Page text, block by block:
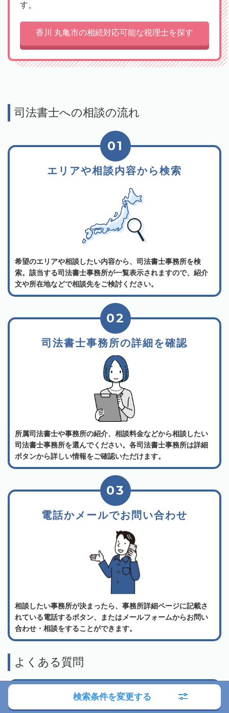
す。
香川 丸亀市の相続対応可能な税理士を探す
司法書士への相談の流れ
エリアや相談内容から検索
01
希望のエリアや相談したい内容から、司法書士事務所を検
索。該当する司法書士事務所が一覧表示されますので、紹介
文や所在地などで相談先をご検討ください。
司法書士事務所の詳細を確認
02
所属司法書士や事務所の紹介、相談料金などから相談したい
司法書士事務所を選んでください。各司法書士事務所は詳細
ボタンから詳しい情報をご確認いただけます。
電話かメールでお問い合わせ
03
相談したい事務所が決まったら、事務所詳細ページに記載さ
れている電話するボタン、またはメールフォームからお問い
合わせ・相談をすることができます。
よくある質問
相続会議の利用は無料でしょうか？
弁護士検索・税理士検索・司法書士検索、どの
検索条件を変更する